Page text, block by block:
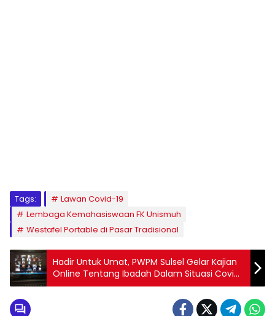
Tags:
Lawan Covid-19
Lembaga Kemahasiswaan FK Unismuh
Westafel Portable di Pasar Tradisional
Hadir Untuk Umat, PWPM Sulsel Gelar Kajian
Online Tentang Ibadah Dalam Situasi Covid-
19